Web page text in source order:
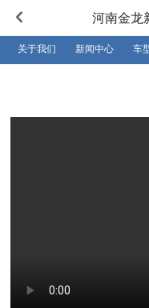
河南金龙
关于我们 新闻中心 车